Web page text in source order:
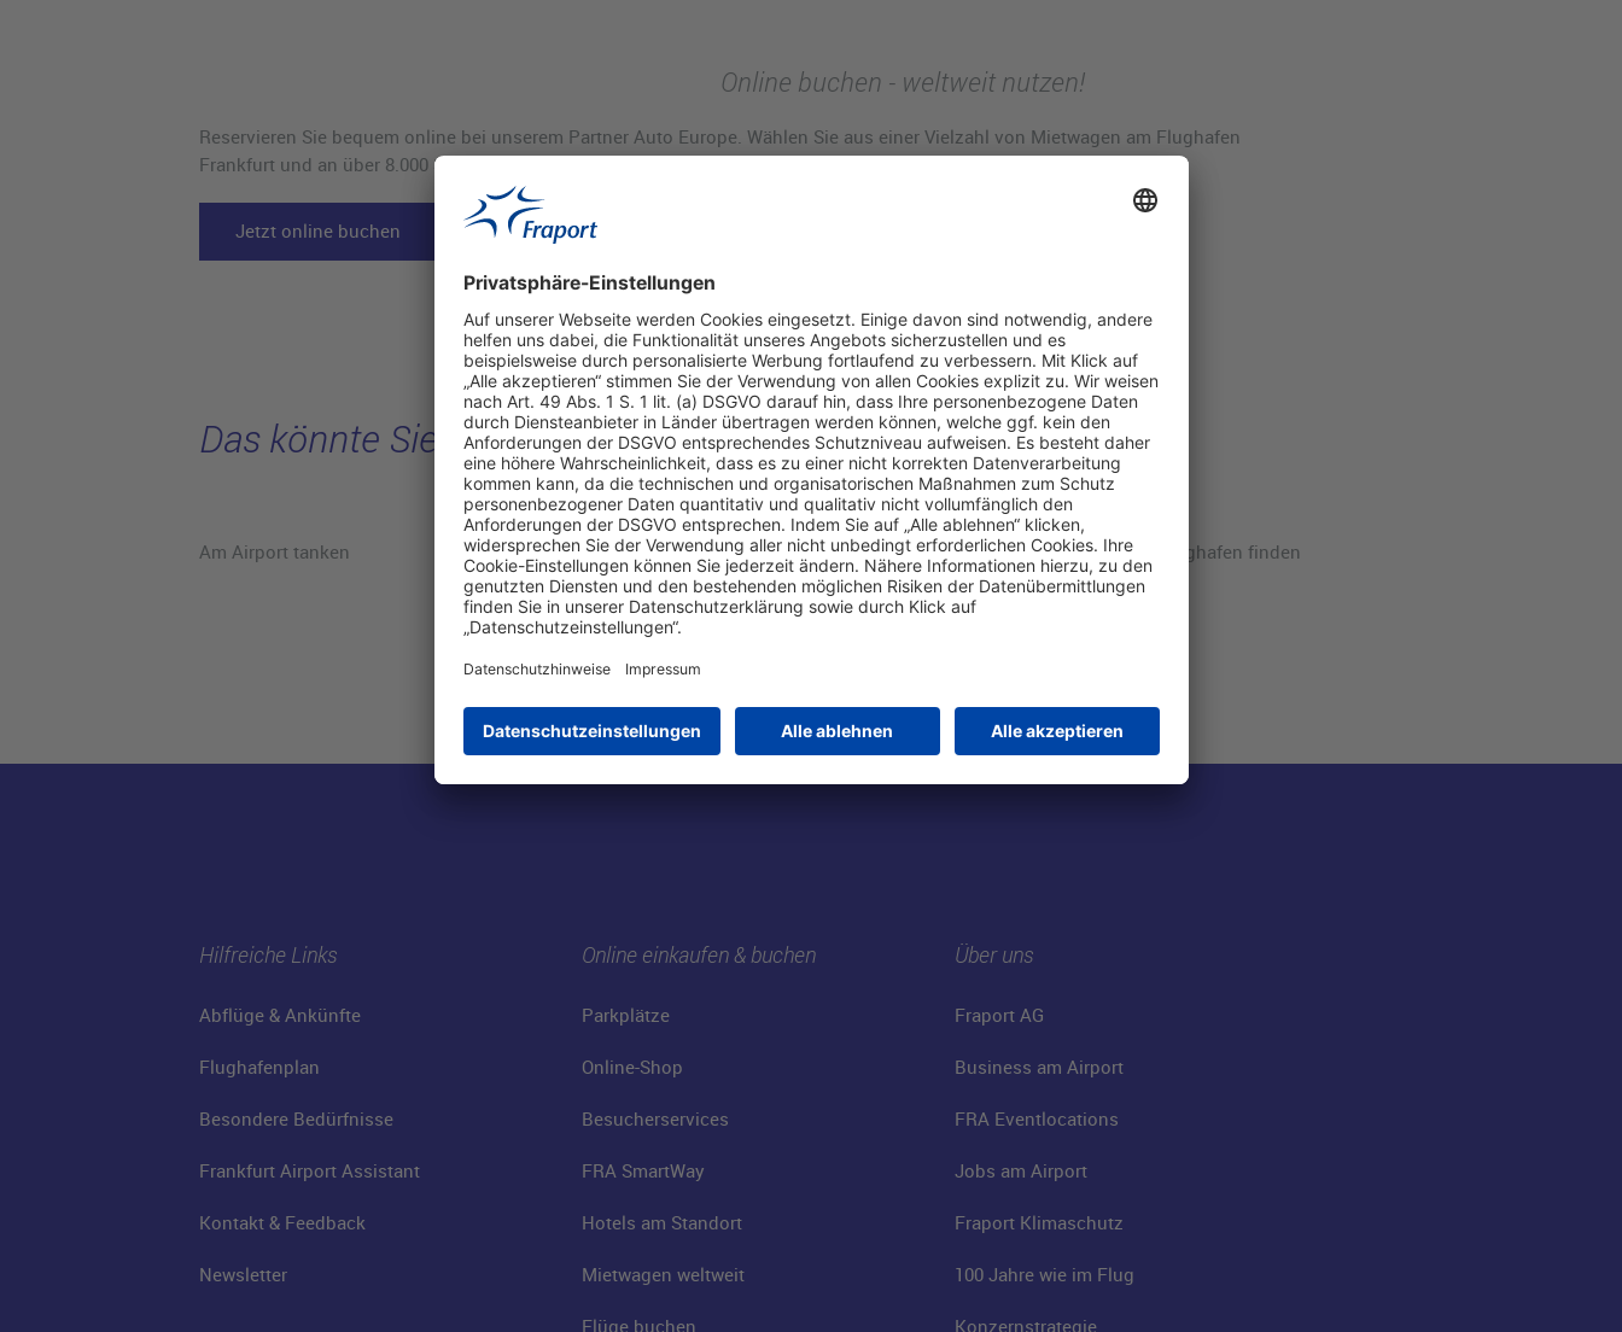
Online buchen - weltweit nutzen!
Reservieren Sie bequem online bei unserem Partner Auto Europe. Wählen Sie aus einer Vielzahl von Mietwagen am Flughafen
Frankfurt und an über 8.000 Standorten in mehr als 135 Ländern weltweit. Wir freuen uns auf Ihre Buchung.
Jetzt online buchen
Das könnte Sie interessieren
Am Airport tanken Mit dem Auto anreisen Hotels am Flughafen finden
Hilfreiche Links
Abflüge & Ankünfte
Flughafenplan
Besondere Bedürfnisse
Frankfurt Airport Assistant
Kontakt & Feedback
Newsletter
Online einkaufen & buchen
Parkplätze
Online-Shop
Besucherservices
FRA SmartWay
Hotels am Standort
Mietwagen weltweit
Flüge buchen
Über uns
Fraport AG
Business am Airport
FRA Eventlocations
Jobs am Airport
Fraport Klimaschutz
100 Jahre wie im Flug
Konzernstrategie